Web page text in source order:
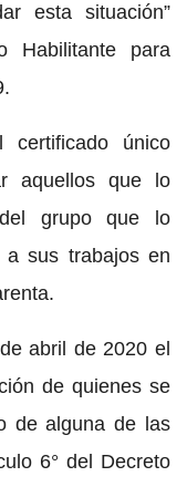
esta situación”
Habilitante para
certificado único
aquellos que lo
grupo que lo
a sus trabajos en
abril de 2020 el
de quienes se
de alguna de las
6° del Decreto